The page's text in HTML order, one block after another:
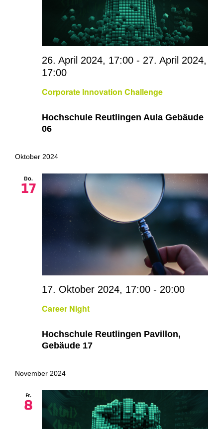
Corporate Innovation Challenge
26. April 2024, 17:00 - 27. April 2024,
17:00
Hochschule Reutlingen Aula Gebäude
06
Oktober 2024
Do.
17
Career Night
17. Oktober 2024, 17:00 - 20:00
Hochschule Reutlingen Pavillon,
Gebäude 17
November 2024
Fr.
8